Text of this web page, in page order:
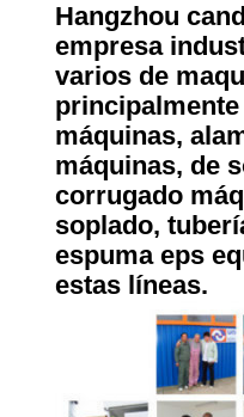
Hangzhou
empresa
varios de
máquinas,
máquinas, de
corrugado
soplado,
espuma eps
estas líneas.